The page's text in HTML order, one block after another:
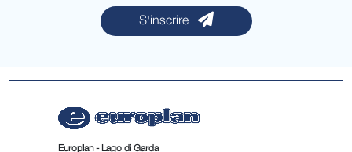
S'inscrire
Europlan - Lago di Garda